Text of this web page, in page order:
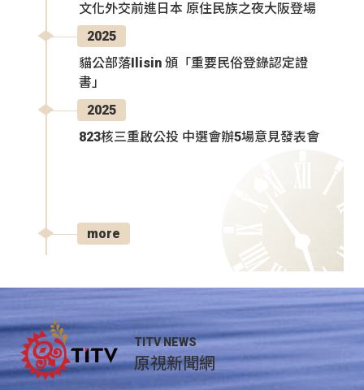
文化外交前進日本 原住民族之夜大阪登場
2025
貓公部落Ilisin 頒「重要民俗登錄認定證
書」
2025
823核三重啟公投 中選會辦5場意見發表會
more
TITV NEWS
原視新聞網